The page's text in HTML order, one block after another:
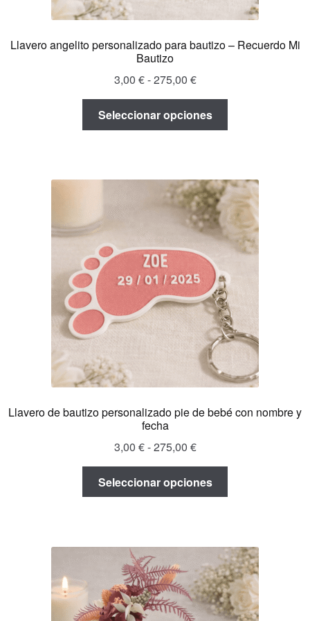
Llavero angelito personalizado para bautizo – Recuerdo Mi
Bautizo
3,00 €-275,00 €Rango
de
precios:
desde
275,00 €
Seleccionar opciones
variantes.
Las
opciones
se
pueden
la
página
de
producto
Llavero de bautizo personalizado pie de bebé con nombre y
fecha
3,00 €-275,00 €Rango
de
precios:
desde
275,00 €
Seleccionar opciones
variantes.
Las
opciones
se
pueden